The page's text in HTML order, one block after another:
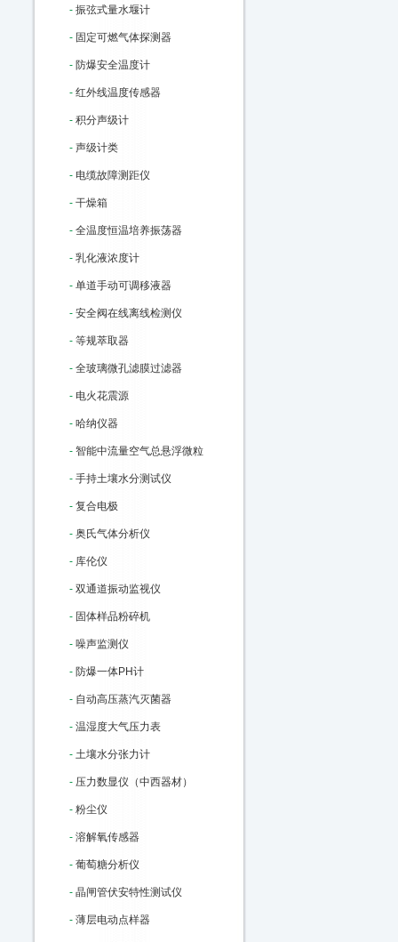
- 振弦式量水堰计
- 固定可燃气体探测器
- 防爆安全温度计
- 红外线温度传感器
- 积分声级计
- 声级计类
- 电缆故障测距仪
- 干燥箱
- 全温度恒温培养振荡器
- 乳化液浓度计
- 单道手动可调移液器
- 安全阀在线离线检测仪
- 等规萃取器
- 全玻璃微孔滤膜过滤器
- 电火花震源
- 哈纳仪器
- 智能中流量空气总悬浮微粒
- 手持土壤水分测试仪
- 复合电极
- 奥氏气体分析仪
- 库伦仪
- 双通道振动监视仪
- 固体样品粉碎机
- 噪声监测仪
- 防爆一体PH计
- 自动高压蒸汽灭菌器
- 温湿度大气压力表
- 土壤水分张力计
- 压力数显仪（中西器材）
- 粉尘仪
- 溶解氧传感器
- 葡萄糖分析仪
- 晶闸管伏安特性测试仪
- 薄层电动点样器